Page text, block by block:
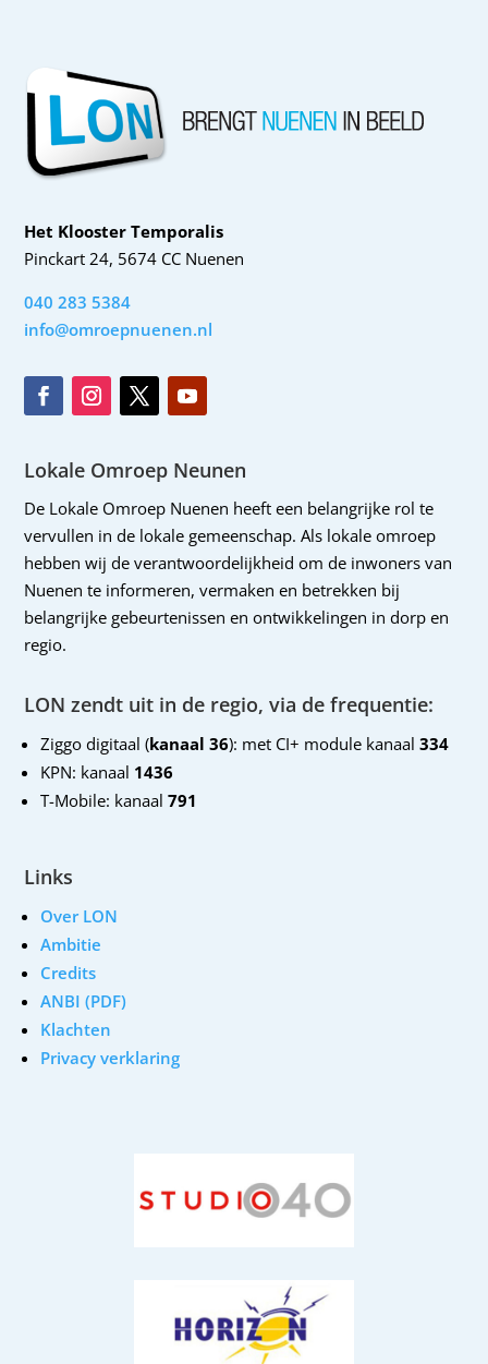
Het Klooster Temporalis
Pinckart 24, 5674 CC Nuenen
040 283 5384
info@omroepnuenen.nl
Lokale Omroep Neunen
De Lokale Omroep Nuenen heeft een belangrijke rol te
vervullen in de lokale gemeenschap. Als lokale omroep
hebben wij de verantwoordelijkheid om de inwoners van
Nuenen te informeren, vermaken en betrekken bij
belangrijke gebeurtenissen en ontwikkelingen in dorp en
regio.
LON zendt uit in de regio, via de frequentie:
Ziggo digitaal (kanaal 36): met CI+ module kanaal 334
KPN: kanaal 1436
T-Mobile: kanaal791
Links
Over LON
Ambitie
Credits
ANBI (PDF)
Klachten
Privacy verklaring